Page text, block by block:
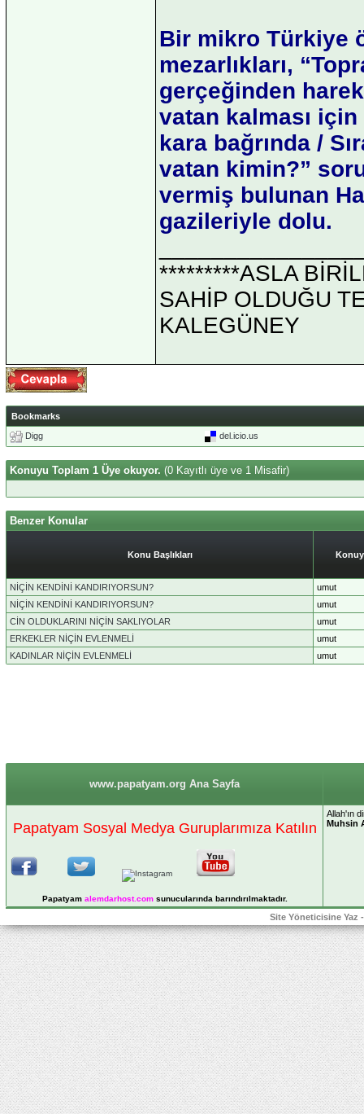
Bir mikro Türkiye
mezarlıkları,
gerçeğinden
vatan kalması
kara bağrında /
vatan kimin?”
vermiş bulunan
gazileriyle dolu.
*********ASLA
SAHİP OLDUĞU
KALEGÜNEY
Bookmarks
Digg
del.icio.us
Konuyu Toplam 1 Üye okuyor. (0 Kayıtlı üye ve 1 Misafir)
Benzer Konular
Konu Başlıkları
NİÇİN KENDİNİ KANDIRIYORSUN?
umut
NİÇİN KENDİNİ KANDIRIYORSUN?
umut
CİN OLDUKLARINI NİÇİN SAKLIYOLAR
umut
ERKEKLER NİÇİN EVLENMELİ
umut
KADINLAR NİÇİN EVLENMELİ
umut
www.papatyam.org Ana Sayfa
Papatyam Sosyal Medya Guruplarımıza Katılın
Papatyam alemdarhost.comsunucularında barındırılmaktadır.
Allah'ın
Muhsin
Site Yöneticisine Yaz